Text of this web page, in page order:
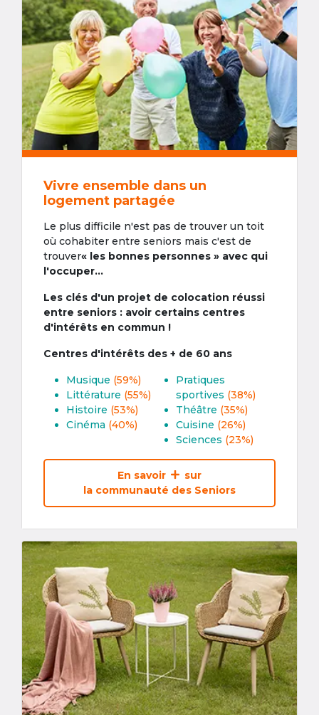
Vivre ensemble dans un
logement partagée
Le plus difficile n'est pas de trouver un toit
où cohabiter entre seniors mais c'est de
trouver« les bonnes personnes » avec qui
l'occuper...
Les clés d'un projet de colocation réussi
entre seniors : avoir certains centres
d'intérêts en commun !
Centres d'intérêts des + de 60 ans
Musique (59%)
Littérature (55%)
Histoire (53%)
Cinéma (40%)
Pratiques
sportives (38%)
Théâtre (35%)
Cuisine (26%)
Sciences (23%)
En savoir
sur
la communauté des Seniors